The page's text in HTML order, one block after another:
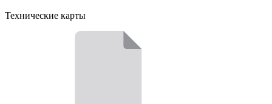
Технические карты